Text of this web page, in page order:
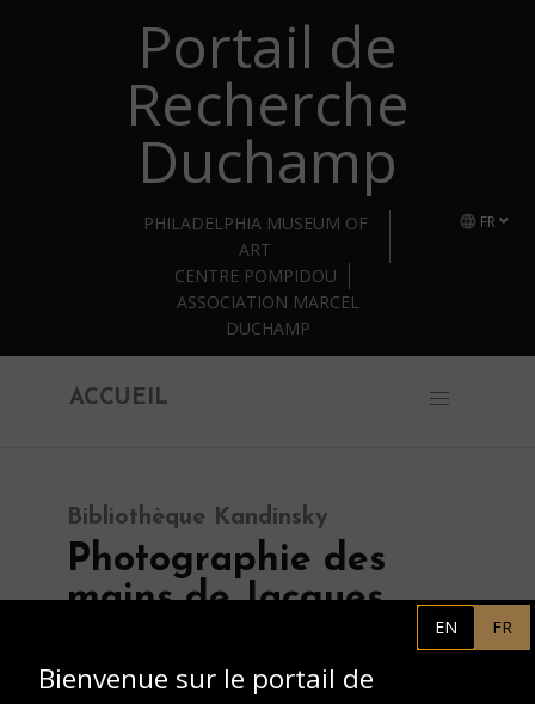
Retourner au contenu principal
Portail de
Recherche
Duchamp
FR
PHILADELPHIA MUSEUM OF
ART
CENTRE POMPIDOU
ASSOCIATION MARCEL
DUCHAMP
ACCUEIL
Bibliothèque Kandinsky
Photographie des
mains de Jacques
Villon au travail dans
son atelier, Puteaux,
EN FR
Bienvenue sur le portail de